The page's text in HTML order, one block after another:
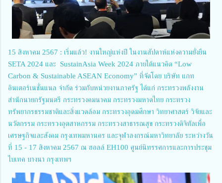
15 สิงหาคม 2567 : เริ่มแล้ว! งานใหญ่แห่งปี ในงานสัปดาห์แห่งความยั่งยืน
SETA 2024 และ SustainAsia Week 2024 ภายใต้แนวคิด “Low
Carbon & Sustainable ASEAN Economy” ที่จัดโดย บริษัท แกท
อินเตอร์เนชั่นแนล จำกัด ร่วมกับหน่วยงานภาครัฐ ได้แก่ กระทรวงพลังงาน
สำนักนายกรัฐมนตรี กระทรวงคมนาคม กระทรวงมหาดไทย กระทรวง
ทรัพยากรธรรมชาติและสิ่งแวดล้อม กระทรวงอุดมศึกษา วิทยาศาสตร์ วิจัยและ
นวัตกรรม กระทรวงอุตสาหกรรม กระทรวงสาธารณสุข กระทรวงดิจิทัลเพื่อ
เศรษฐกิจและสังคม กรุงเทพมหานคร และจุฬาลงกรณ์มหาวิทยาลัย ระหว่างวัน
ที่ 15 - 17 สิงหาคม 2567 ณ ฮอลล์ EH100 ศูนย์นิทรรศการและการประชุม
ไบเทค บางนา กรุงเทพฯ